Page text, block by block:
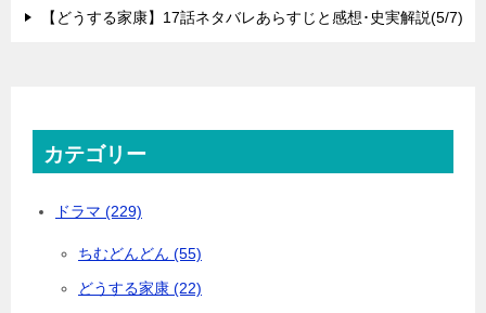
【どうする家康】17話ネタバレあらすじと感想･史実解説(5/7)
カテゴリー
ドラマ (229)
ちむどんどん (55)
どうする家康 (22)